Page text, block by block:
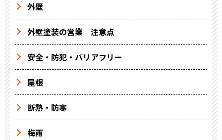
外壁
外壁塗装の営業 注意点
安全・防犯・バリアフリー
屋根
断熱・防寒
梅雨